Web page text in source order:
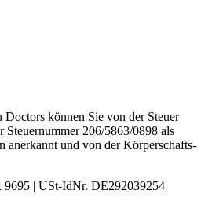
Doctors können Sie von der Steuer
Steuer­nummer 206/5863/0898 als
aner­kannt und von der Körper­schafts­
9695 | USt-IdNr. DE292039254